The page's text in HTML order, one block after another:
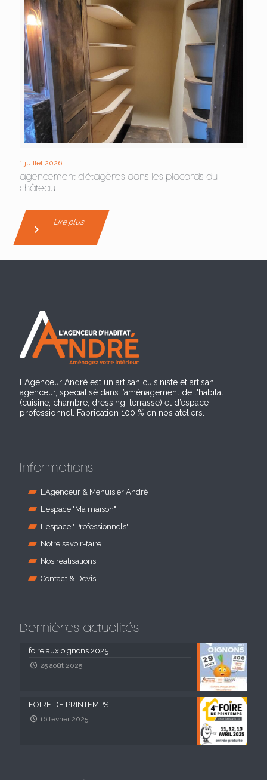
1 juillet 2026
agencement d’étagères dans les placards du
château
Lire plus
L’Agenceur André est un artisan cuisiniste et artisan
agenceur, spécialisé dans l’aménagement de l'habitat
(cuisine, chambre, dressing, terrasse) et d’espace
professionnel. Fabrication 100 % en nos ateliers.
Informations
L'Agenceur & Menuisier André
L'espace "Ma maison"
L'espace "Professionnels"
Notre savoir-faire
Nos réalisations
Contact & Devis
Dernières actualités
foire aux oignons 2025
25 août 2025
FOIRE DE PRINTEMPS
16 février 2025